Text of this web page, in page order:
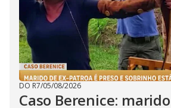
DO R7/05/08/2026
Caso Berenice: